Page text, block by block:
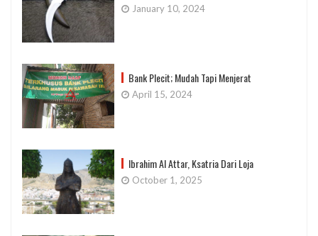
January 10, 2024
Bank Plecit; Mudah Tapi Menjerat
April 15, 2024
Ibrahim Al Attar, Ksatria Dari Loja
October 1, 2025